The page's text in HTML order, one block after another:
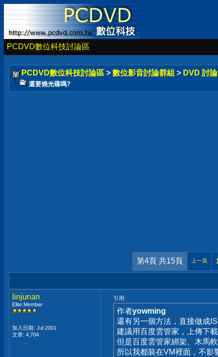
PCDVD數位科技討論區
PCDVD數位科技討論區 > 數位影音討論群組 > DVD 討
還要燒光碟嗎?
第4頁 共15頁 上一頁
linjunan
Elite Member
加入日期: Jul 2001
文章: 4,704
引用:
作者yowming
還有另一個方法，直接做成
建議用百度雲管家，上傳下
但是百度雲管家綁架、木馬
所以我都裝在VM裡面，不影